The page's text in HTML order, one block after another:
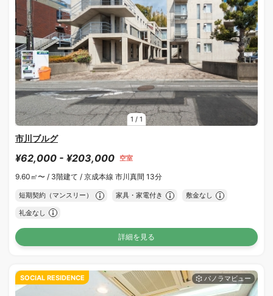
1 / 1
市川ブルグ
¥62,000 - ¥203,000 空室
9.60㎡〜 / 3階建て / 京成本線 市川真間 13分
短期契約（マンスリー） 家具・家電付き 敷金なし
礼金なし
詳細を見る
SOCIAL RESIDENCE